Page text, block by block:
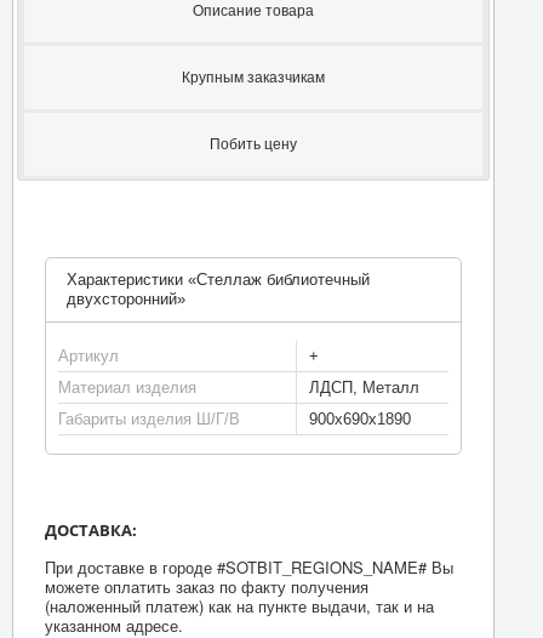
Описание товара
Крупным заказчикам
Побить цену
Характеристики «Стеллаж библиотечный
двухсторонний»
Артикул
+
Материал изделия
ЛДСП, Металл
Габариты изделия Ш/Г/В
900х690х1890
ДОСТАВКА:
При доставке в городе #SOTBIT_REGIONS_NAME# Вы
можете оплатить заказ по факту получения
(наложенный платеж) как на пункте выдачи, так и на
указанном адресе.